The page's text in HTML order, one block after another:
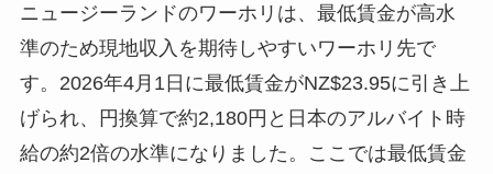
ニュージーランドのワーホリは、最低賃金が高水
準のため現地収入を期待しやすいワーホリ先で
す。2026年4月1日に最低賃金がNZ$23.95に引き上
げられ、円換算で約2,180円と日本のアルバイト時
給の約2倍の水準になりました。ここでは最低賃金